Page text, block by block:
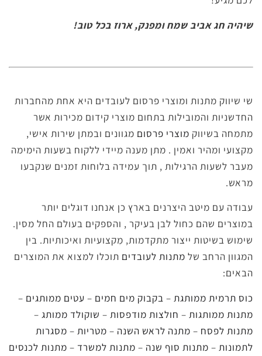
שיהיה חג אביב שמח ומפנק, ארוז בכל טוב!
שי שיווק מתנות ומוצרי פרסום לעובדים היא אחת מהחברות
החדשניות והמובילות בתחום מוצרי קידום מכירות אשר
מתמחה בשיווק מוצרי פרסום מגוונים ובמתן שירות אישי,
מקצועי ומהיר ואמין . מתן מענה מיידי ללקוח בשעות הימימה
מעבר לשעות הרגילות , תוך עמידה בלוחות זמנים שנקבעו
מראש.
עבודה עם מיטב היצרנים בארץ כן אנחנו דוגלים יותר
במוצרים שהם כחול לבן בעיקר , והספקים בעולם החל מסין.
שימוש בשיטות ייצור מתקדמות, מִקצועיות ואיכותיות. בין
המגוון הרחב של מתנות לעובדים תוכלו למצוא את המוצרים
הבאים:
כוס תרמית ממותגת – בקבוק מים חמים – עטים ממותגים –
מתנות ממותגות – חולצות מודפסות – שוקולד ממותג –
מתנות לפסח – מתנה לראש השנה – מטריות – מסגרות
לתמונות – מתנות סוף שנה – מתנות למשרד – מתנות לכנסים